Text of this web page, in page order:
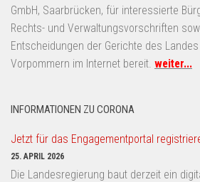
GmbH, Saarbrücken, für interessierte
Rechts- und Verwaltungsvorschriften
Entscheidungen der Gerichte des
Vorpommern im Internet bereit. weiter...
INFORMATIONEN ZU CORONA
Jetzt für das Engagementportal
25. APRIL 2026
Die Landesregierung baut derzeit ein